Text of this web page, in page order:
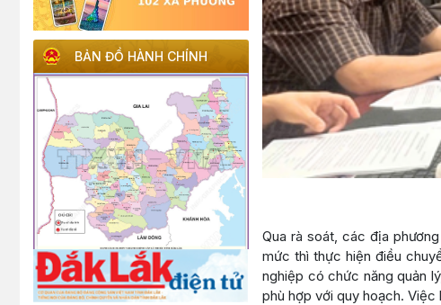
BẢN ĐỒ HÀNH CHÍNH
Qua rà soát, các địa
mức thì thực hiện điều
nghiệp có chức năng quản
phù hợp với quy hoạch. Việc